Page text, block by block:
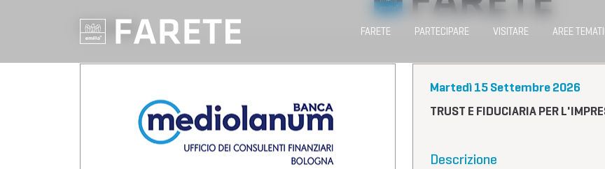
FARETE PARTECIPARE VISITARE AREE
Workshop
Martedì 15 Settembre 2026
TRUST E FIDUCIARIA PER
Descrizione